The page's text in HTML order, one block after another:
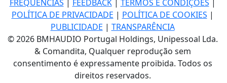
FREQUÊNCIAS | FEEDBACK| TERMOS E CONDIÇÕES |
POLÍTICA DE PRIVACIDADE | POLÍTICA DE COOKIES |
PUBLICIDADE | TRANSPARÊNCIA
© 2026 BMHAUDIO Portugal Holdings, Unipessoal Lda.
& Comandita, Qualquer reprodução sem
consentimento é expressamente proibida. Todos os
direitos reservados.